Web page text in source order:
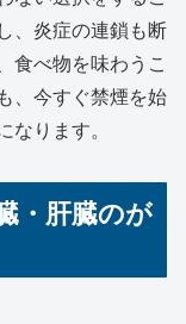
、炎症の連鎖も断
食べ物を味わうこ
、今すぐ禁煙を始
なります。
・肝臓のが